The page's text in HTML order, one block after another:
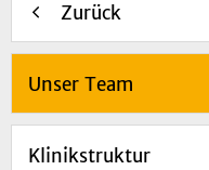
Zurück
Unser Team
Klinikstruktur